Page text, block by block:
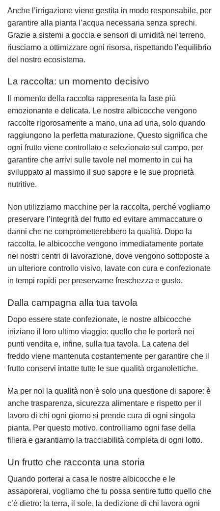
Anche l’irrigazione viene gestita in modo responsabile, per
garantire alla pianta l’acqua necessaria senza sprechi.
Grazie a sistemi a goccia e sensori di umidità nel terreno,
riusciamo a ottimizzare ogni risorsa, rispettando l’equilibrio
del nostro ecosistema.
La raccolta: un momento decisivo
Il momento della raccolta rappresenta la fase più
emozionante e delicata. Le nostre albicocche vengono
raccolte rigorosamente a mano, una ad una, solo quando
raggiungono la perfetta maturazione. Questo significa che
ogni frutto viene controllato e selezionato sul campo, per
garantire che arrivi sulle tavole nel momento in cui ha
sviluppato al massimo il suo sapore e le sue proprietà
nutritive.
Non utilizziamo macchine per la raccolta, perché vogliamo
preservare l’integrità del frutto ed evitare ammaccature o
danni che ne comprometterebbero la qualità. Dopo la
raccolta, le albicocche vengono immediatamente portate
nei nostri centri di lavorazione, dove vengono sottoposte a
un ulteriore controllo visivo, lavate con cura e confezionate
in tempi rapidi per preservarne freschezza e gusto.
Dalla campagna alla tua tavola
Dopo essere state confezionate, le nostre albicocche
iniziano il loro ultimo viaggio: quello che le porterà nei
punti vendita e, infine, sulla tua tavola. La catena del
freddo viene mantenuta costantemente per garantire che il
frutto conservi intatte tutte le sue qualità organolettiche.
Ma per noi la qualità non è solo una questione di sapore: è
anche trasparenza, sicurezza alimentare e rispetto per il
lavoro di chi ogni giorno si prende cura di ogni singola
pianta. Per questo motivo, controlliamo ogni fase della
filiera e garantiamo la tracciabilità completa di ogni lotto.
Un frutto che racconta una storia
Quando porterai a casa le nostre albicocche e le
assaporerai, vogliamo che tu possa sentire tutto quello che
c’è dietro: la terra, il sole, la dedizione di chi lavora ogni